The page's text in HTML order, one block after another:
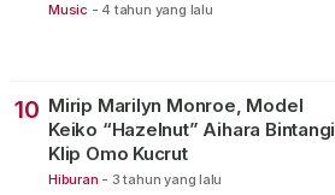
Music - 4 tahun yang lalu
10 Mirip Marilyn Monroe, Model
Keiko “Hazelnut” Aihara Bintangi
Klip Omo Kucrut
Hiburan - 3 tahun yang lalu